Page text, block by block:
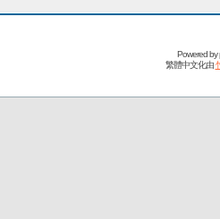
Powered by
繁體中文化由